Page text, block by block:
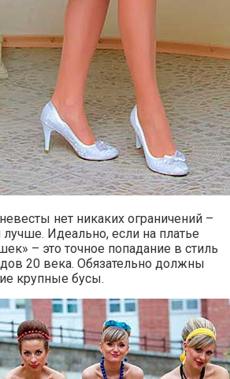
нет никаких ограничений –
Идеально, если на платье
– это точное попадание в стиль
20 века. Обязательно должны
крупные бусы.